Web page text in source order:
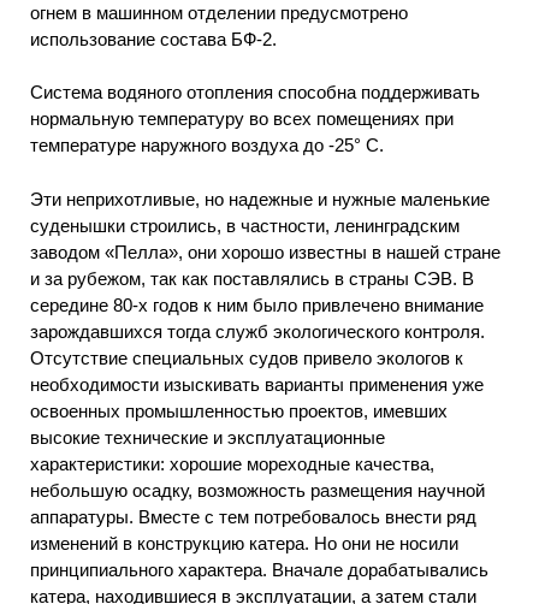
огнем в машинном отделении предусмотрено
использование состава БФ-2.
Система водяного отопления способна поддерживать
нормальную температуру во всех помещениях при
температуре наружного воздуха до -25° С.
Эти неприхотливые, но надежные и нужные маленькие
суденышки строились, в частности, ленинградским
заводом «Пелла», они хорошо известны в нашей стране
и за рубежом, так как поставлялись в страны СЭВ. В
середине 80-х годов к ним было привлечено внимание
зарождавшихся тогда служб экологического контроля.
Отсутствие специальных судов привело экологов к
необходимости изыскивать варианты применения уже
освоенных промышленностью проектов, имевших
высокие технические и эксплуатационные
характеристики: хорошие мореходные качества,
небольшую осадку, возможность размещения научной
аппаратуры. Вместе с тем потребовалось внести ряд
изменений в конструкцию катера. Но они не носили
принципиального характера. Вначале дорабатывались
катера, находившиеся в эксплуатации, а затем стали